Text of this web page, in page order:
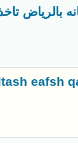
تاخذهن
eafsh